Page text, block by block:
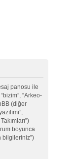
panosu ile
“Arkeo-
(diğer
boyunca
bilgileriniz”)